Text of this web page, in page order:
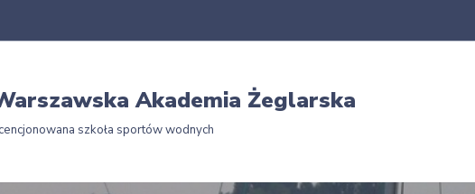
Akademia Żeglarska
szkoła sportów wodnych